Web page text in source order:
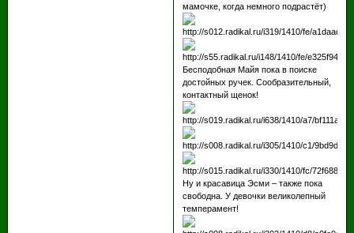
мамочке, когда немного подрастёт)
Бесподобная Майя пока в поиске
достойных ручек. Сообразительный,
контактный щенок!
Ну и красавица Эсми – также пока
свободна. У девочки великолепный
темперамент!